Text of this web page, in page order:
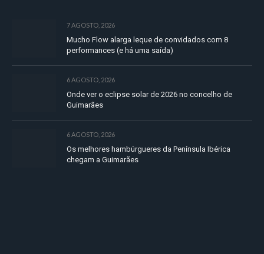
7 AGOSTO, 2026
Mucho Flow alarga leque de convidados com 8
performances (e há uma saída)
6 AGOSTO, 2026
Onde ver o eclipse solar de 2026 no concelho de
Guimarães
6 AGOSTO, 2026
Os melhores hambúrgueres da Península Ibérica
chegam a Guimarães